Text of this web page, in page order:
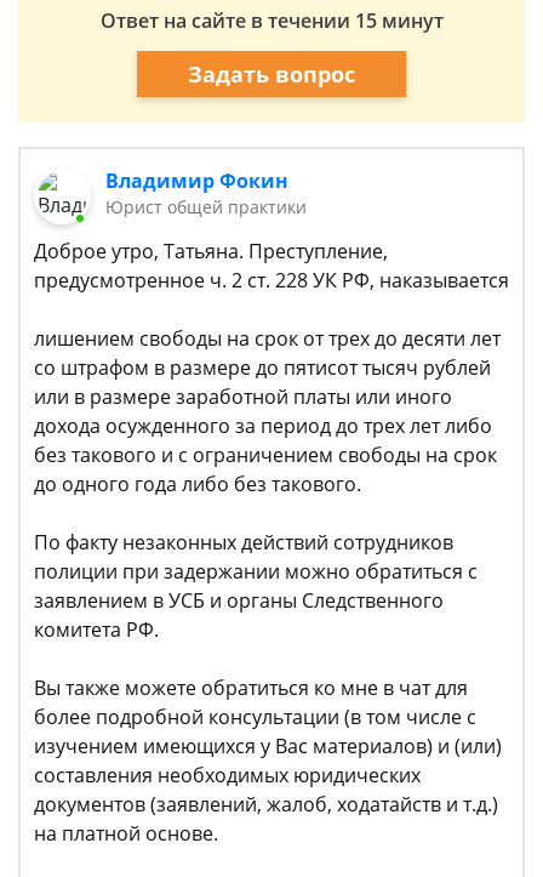
Ответ на сайте в течении 15 минут
Задать вопрос
Владимир Фокин
Юрист общей практики
Доброе утро, Татьяна. Преступление,
предусмотренное ч. 2 ст. 228 УК РФ, наказывается
лишением свободы на срок от трех до десяти лет
со штрафом в размере до пятисот тысяч рублей
или в размере заработной платы или иного
дохода осужденного за период до трех лет либо
без такового и с ограничением свободы на срок
до одного года либо без такового.
По факту незаконных действий сотрудников
полиции при задержании можно обратиться с
заявлением в УСБ и органы Следственного
комитета РФ.
Вы также можете обратиться ко мне в чат для
более подробной консультации (в том числе с
изучением имеющихся у Вас материалов) и (или)
составления необходимых юридических
документов (заявлений, жалоб, ходатайств и т.д.)
на платной основе.